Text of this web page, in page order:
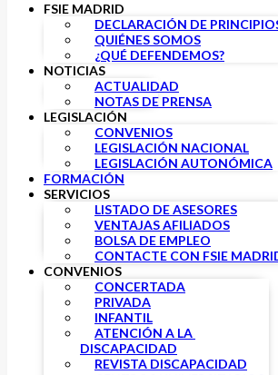
FSIE MADRID
DECLARACIÓN DE
QUIÉNES SOMOS
¿QUÉ DEFENDEMOS?
NOTICIAS
ACTUALIDAD
NOTAS DE PRENSA
LEGISLACIÓN
CONVENIOS
LEGISLACIÓN NACIONAL
LEGISLACIÓN AUTONÓMICA
FORMACIÓN
SERVICIOS
LISTADO DE ASESORES
VENTAJAS AFILIADOS
BOLSA DE EMPLEO
CONTACTE CON FSIE
CONVENIOS
CONCERTADA
PRIVADA
INFANTIL
ATENCIÓN A LA
DISCAPACIDAD
REVISTA DISCAPACIDAD
25 NOVIEMBRE, 2022
Jornadas
del Alumnado
La Universidad Católica de
formativas a los afiliados
jornadas sobre el mundo
la Asociación de Altas